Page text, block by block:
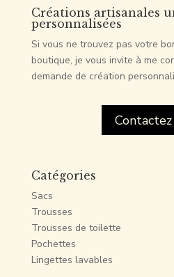
Créations artisanales
personnalisées
Si vous ne trouvez pas votre
boutique, je vous invite à me
demande de création
Catégories
Sacs
Trousses
Trousses de toilette
Pochettes
Lingettes lavables